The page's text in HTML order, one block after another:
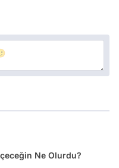
Ne Olurdu?